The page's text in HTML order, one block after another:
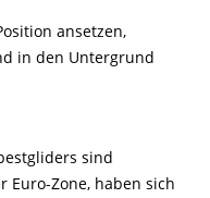
ansetzen,
in den Untergrund
sind
Zone, haben sich